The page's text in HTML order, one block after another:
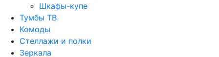
Шкафы-купе
Тумбы ТВ
Комоды
Стеллажи и полки
Зеркала